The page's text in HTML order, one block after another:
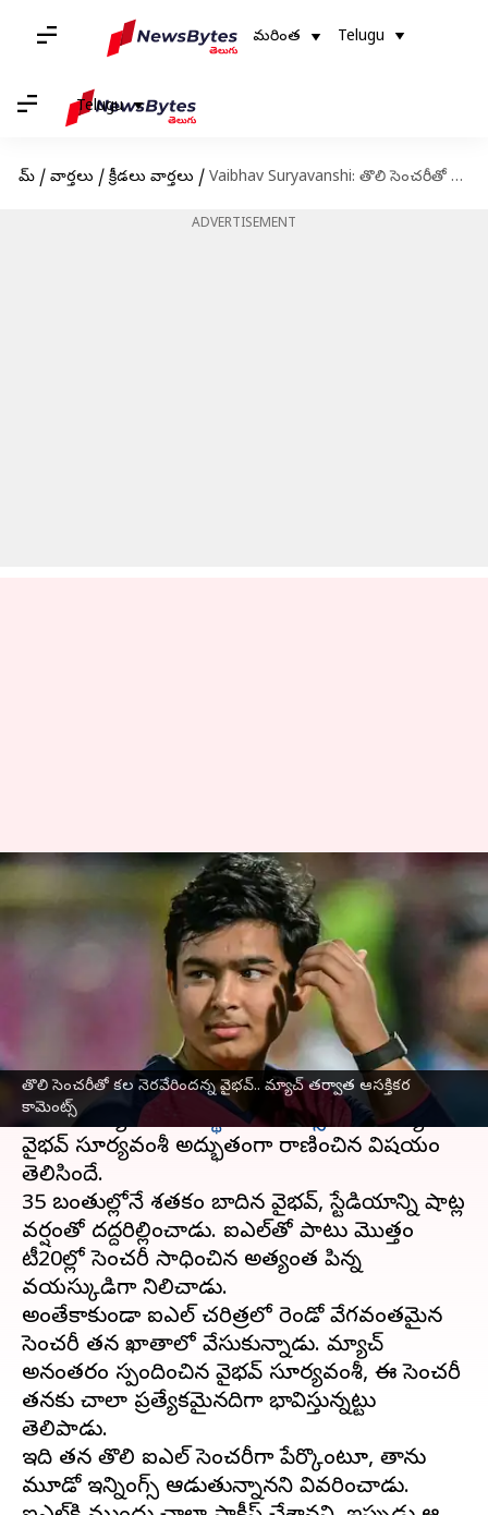
మరింత Telugu
Telugu
హోమ్ / వార్తలు / క్రీడలు వార్తలు / Vaibhav Suryavanshi: తొలి సెంచరీతో కల నెరవేరిందన్న వైభవ్.. మ్యాచ్ తర్వాత ఆసక్తికర కామెంట్స్
ADVERTISEMENT
తొలి సెంచరీతో కల నెరవేరిందన్న వైభవ్.. మ్యాచ్ తర్వాత ఆసక్తికర
కామెంట్స్
Vaibhav Suryavanshi: తొలి
సెంచరీతో కల నెరవేరిందన్న వైభవ్..
మ్యాచ్ తర్వాత ఆసక్తికర కామెంట్స్
Jayachandra Akuri Apr 29, 2025 09:37 am
ఐపీఎల్2025లోగుజరాత్ టైటాన్స్‌తో సోమవారం
జరిగిన మ్యాచ్‌లోరాజస్థాన్ రాయల్స్యువ బ్యాటర్
వైభవ్ సూర్యవంశీ అద్భుతంగా రాణించిన విషయం
తెలిసిందే.
35 బంతుల్లోనే శతకం బాదిన వైభవ్, స్టేడియాన్ని షాట్ల
వర్షంతో దద్దరిల్లించాడు. ఐపీఎల్‌తో పాటు మొత్తం
టీ20ల్లో సెంచరీ సాధించిన అత్యంత పిన్న
వయస్కుడిగా నిలిచాడు.
అంతేకాకుండా ఐపీఎల్ చరిత్రలో రెండో వేగవంతమైన
సెంచరీ తన ఖాతాలో వేసుకున్నాడు. మ్యాచ్
అనంతరం స్పందించిన వైభవ్ సూర్యవంశీ, ఈ సెంచరీ
తనకు చాలా ప్రత్యేకమైనదిగా భావిస్తున్నట్టు
తెలిపాడు.
ఇది తన తొలి ఐపీఎల్ సెంచరీగా పేర్కొంటూ, తాను
మూడో ఇన్నింగ్స్‌ ఆడుతున్నానని వివరించాడు.